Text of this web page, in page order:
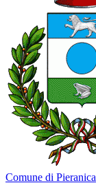
Comune di Pieranica